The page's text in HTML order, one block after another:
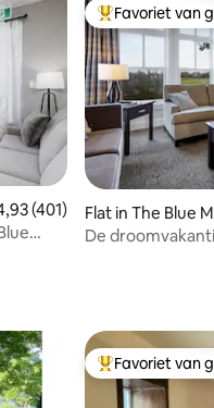
beoordeling van
(401)
Topfavoriet
Favoriet van
Flat in The Blue
De
| Zwembad |
Topfavoriet
Favoriet van